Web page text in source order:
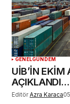
GENELGÜNDEM
UİB’İN EKİM
AÇIKLANDI…
Editör Azra Karaca